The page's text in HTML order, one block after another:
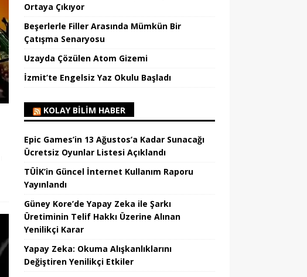
Ortaya Çıkıyor
Beşerlerle Filler Arasında Mümkün Bir
Çatışma Senaryosu
Uzayda Çözülen Atom Gizemi
İzmit’te Engelsiz Yaz Okulu Başladı
KOLAY BILIM HABER
Epic Games’in 13 Ağustos’a Kadar Sunacağı
Ücretsiz Oyunlar Listesi Açıklandı
TÜİK’in Güncel İnternet Kullanım Raporu
Yayınlandı
Güney Kore’de Yapay Zeka ile Şarkı
Üretiminin Telif Hakkı Üzerine Alınan
Yenilikçi Karar
Yapay Zeka: Okuma Alışkanlıklarını
Değiştiren Yenilikçi Etkiler